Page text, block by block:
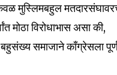
मुस्लिमबहुल
विरोधाभास असा की,
समाजाने काँग्रेसला